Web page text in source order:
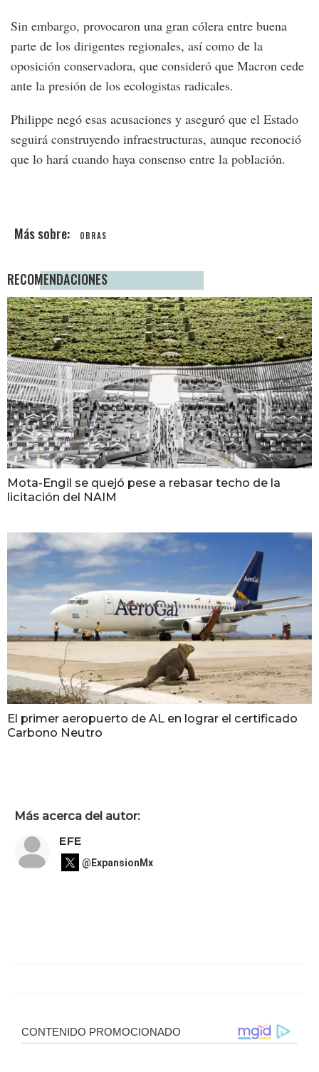
Sin embargo, provocaron una gran cólera entre buena
parte de los dirigentes regionales, así como de la
oposición conservadora, que consideró que Macron cede
ante la presión de los ecologistas radicales.
Philippe negó esas acusaciones y aseguró que el Estado
seguirá construyendo infraestructuras, aunque reconoció
que lo hará cuando haya consenso entre la población.
OBRAS
RECOMENDACIONES
Mota-Engil se quejó pese a rebasar techo de la
licitación del NAIM
El primer aeropuerto de AL en lograr el certificado
Carbono Neutro
Más acerca del autor:
EFE
@ExpansionMx